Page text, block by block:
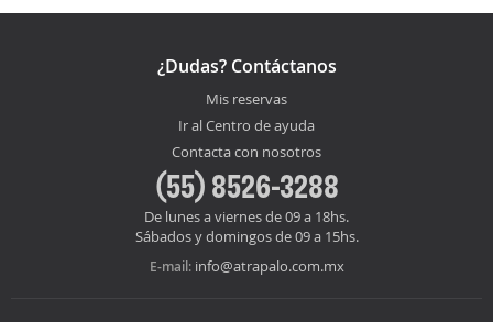
¿Dudas? Contáctanos
Mis reservas
Ir al Centro de ayuda
Contacta con nosotros
(55) 8526-3288
De lunes a viernes de 09 a 18hs.
Sábados y domingos de 09 a 15hs.
E-mail: info@atrapalo.com.mx